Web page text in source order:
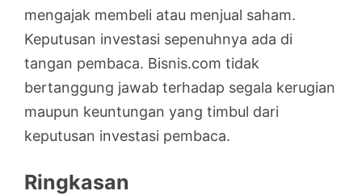
mengajak membeli atau menjual saham.
Keputusan investasi sepenuhnya ada di
tangan pembaca. Bisnis.com tidak
bertanggung jawab terhadap segala kerugian
maupun keuntungan yang timbul dari
keputusan investasi pembaca.
Ringkasan